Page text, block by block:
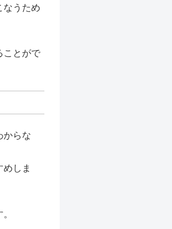
なうため
ことがで
からな
しま